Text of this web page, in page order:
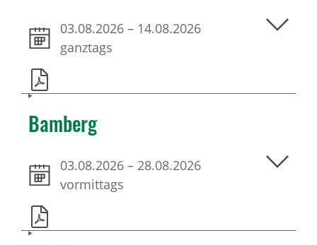
03.08.2026 – 14.08.2026
ganztags
Bamberg
03.08.2026 – 28.08.2026
vormittags